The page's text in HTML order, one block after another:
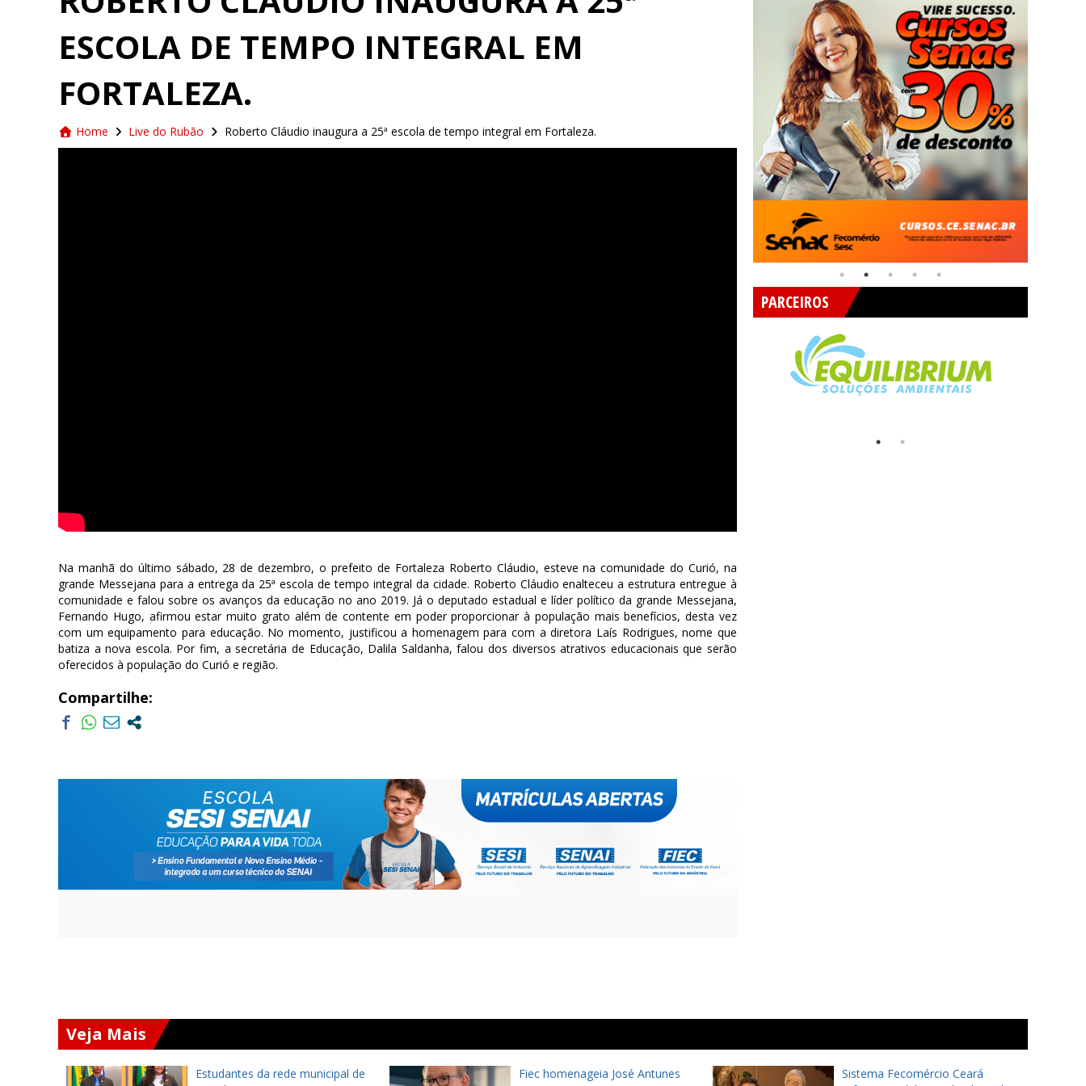
ESCOLA DE TEMPO INTEGRAL EM
FORTALEZA.
Home Live do Rubão Roberto Cláudio inaugura a 25ª escola de tempo integral em Fortaleza.
Na manhã do último sábado, 28 de dezembro, o prefeito de Fortaleza Roberto Cláudio, esteve na comunidade do Curió, na
grande Messejana para a entrega da 25ª escola de tempo integral da cidade. Roberto Cláudio enalteceu a estrutura entregue à
comunidade e falou sobre os avanços da educação no ano 2019. Já o deputado estadual e líder político da grande Messejana,
Fernando Hugo, afirmou estar muito grato além de contente em poder proporcionar à população mais benefícios, desta vez
com um equipamento para educação. No momento, justificou a homenagem para com a diretora Laís Rodrigues, nome que
batiza a nova escola. Por fim, a secretária de Educação, Dalila Saldanha, falou dos diversos atrativos educacionais que serão
oferecidos à população do Curió e região.
Compartilhe:
PARCEIROS
Veja Mais
Estudantes da rede municipal de
Fiec homenageia José Antunes
Sistema Fecomércio Ceará